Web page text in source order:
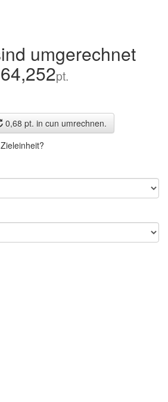
umgerechnet
64,252pt.
0,68 pt. in cun umrechnen.